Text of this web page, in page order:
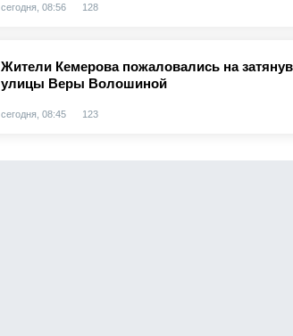
сегодня, 08:56 128
Жители Кемерова пожаловались на
улицы Веры Волошиной
сегодня, 08:45 123